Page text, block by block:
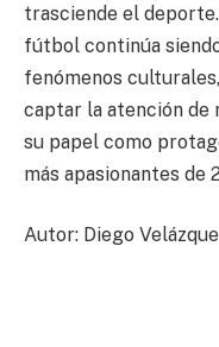
trasciende el
fútbol continúa
fenómenos
captar la atención de
su papel como
más apasionantes de
Autor: Diego